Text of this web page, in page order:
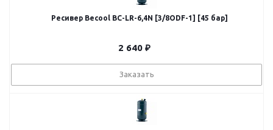
Ресивер Becool BC-LR-6,4N [3/8ODF-1] [45 бар]
2 640 ₽
Заказать